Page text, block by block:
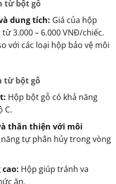
từ bột gỗ
dung tích: Giá của hộp
3.000 – 6.000 VNĐ/chiếc.
với các loại hộp bảo vệ môi
từ bột gỗ
Hộp bột gỗ có khả năng
C.
thân thiện với môi
tự phân hủy trong vòng
Hộp giúp tránh va
ăn.